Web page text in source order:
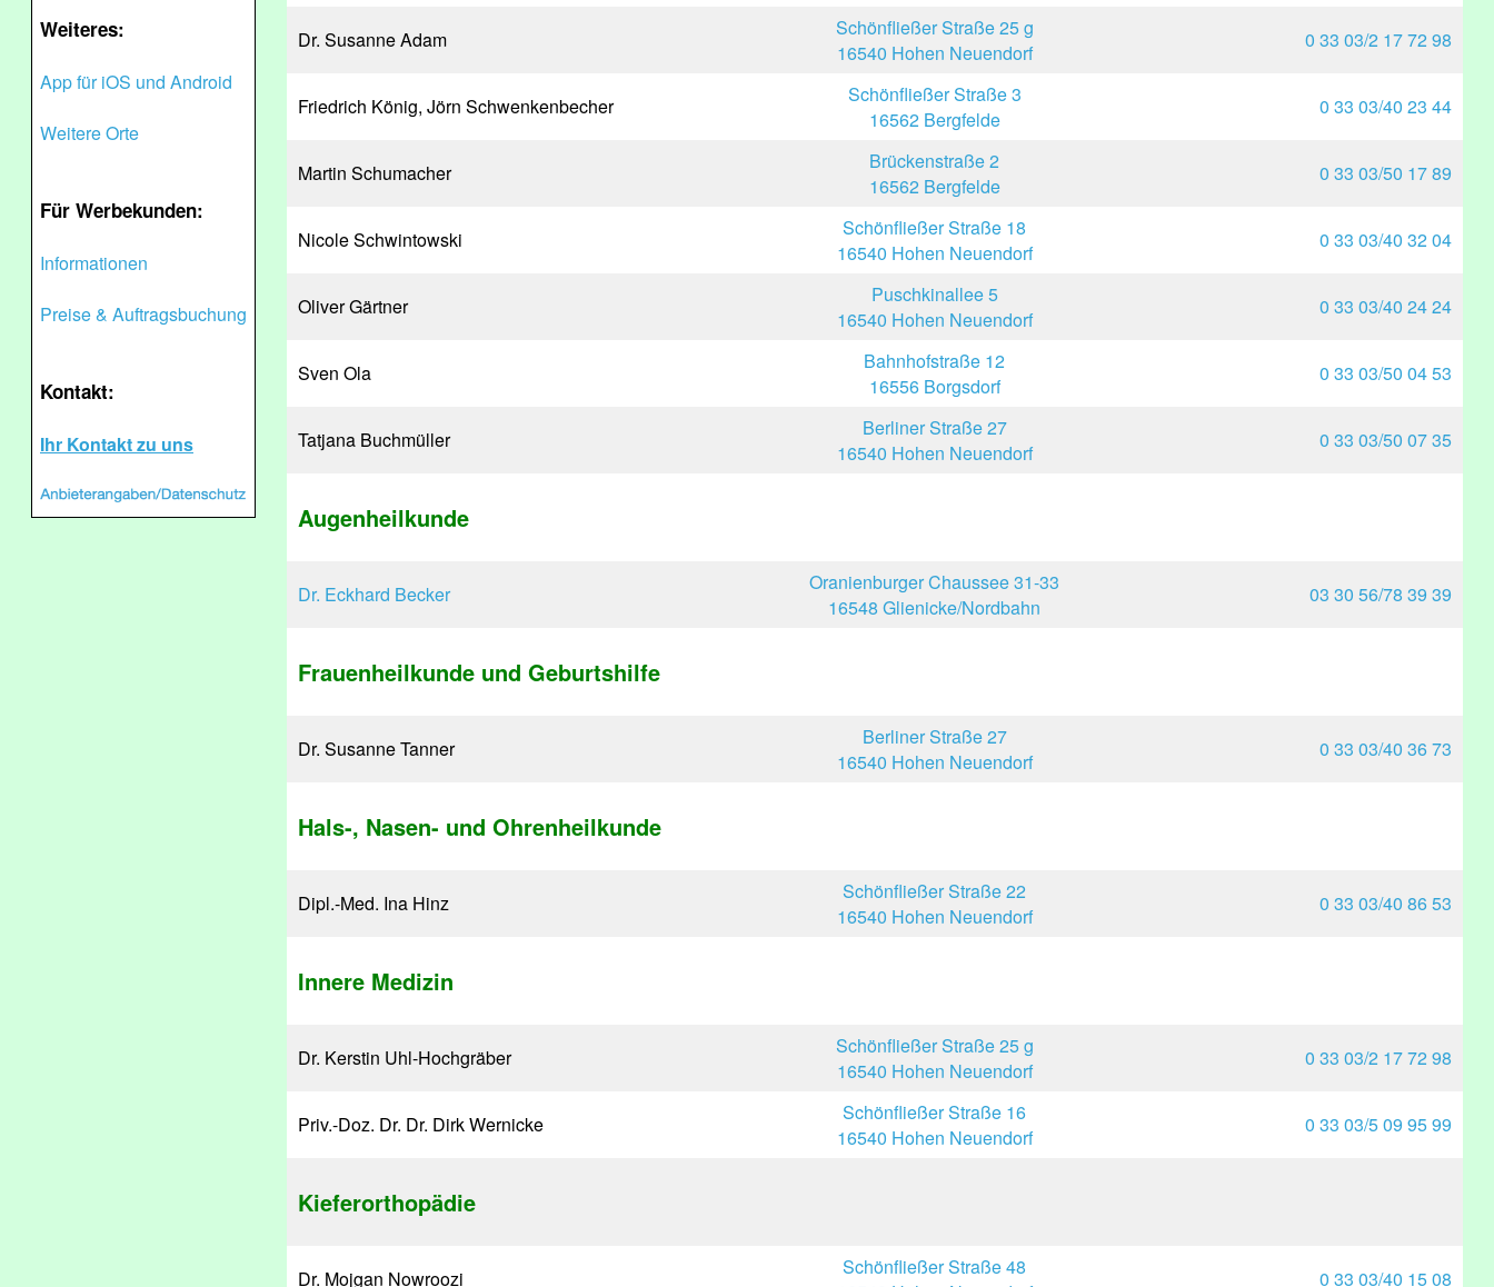
Weiteres:
App für iOS und Android
Weitere Orte
Für Werbekunden:
Informationen
Preise & Auftragsbuchung
Kontakt:
Ihr Kontakt zu uns
Dr. Susanne Adam
Schönfließer Straße 25 g
16540 Hohen Neuendorf
0 33 03/2 17 72 98
Friedrich König, Jörn Schwenkenbecher
Schönfließer Straße 3
16562 Bergfelde
0 33 03/40 23 44
Martin Schumacher
Brückenstraße 2
16562 Bergfelde
0 33 03/50 17 89
Nicole Schwintowski
Schönfließer Straße 18
16540 Hohen Neuendorf
0 33 03/40 32 04
Oliver Gärtner
Puschkinallee 5
16540 Hohen Neuendorf
0 33 03/40 24 24
Sven Ola
Bahnhofstraße 12
16556 Borgsdorf
0 33 03/50 04 53
Tatjana Buchmüller
Berliner Straße 27
16540 Hohen Neuendorf
0 33 03/50 07 35
Augenheilkunde
Dr. Eckhard Becker
Oranienburger Chaussee 31-33
16548 Glienicke/Nordbahn
03 30 56/78 39 39
Frauenheilkunde und Geburtshilfe
Dr. Susanne Tanner
Berliner Straße 27
16540 Hohen Neuendorf
0 33 03/40 36 73
Hals-, Nasen- und Ohrenheilkunde
Dipl.-Med. Ina Hinz
Schönfließer Straße 22
16540 Hohen Neuendorf
0 33 03/40 86 53
Innere Medizin
Dr. Kerstin Uhl-Hochgräber
Schönfließer Straße 25 g
16540 Hohen Neuendorf
0 33 03/2 17 72 98
Priv.-Doz. Dr. Dr. Dirk Wernicke
Schönfließer Straße 16
16540 Hohen Neuendorf
0 33 03/5 09 95 99
Kieferorthopädie
Dr. Mojgan Nowroozi
Schönfließer Straße 48
0 33 03/40 15 08